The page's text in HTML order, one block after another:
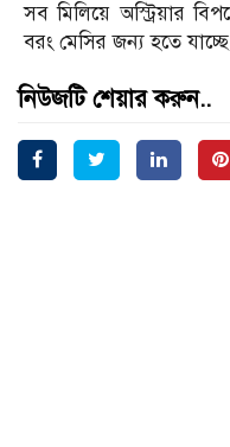
সব মিলিয়ে অস্ট্রিয়ার
বরং মেসির জন্য হতে
নিউজটি শেয়ার করুন..